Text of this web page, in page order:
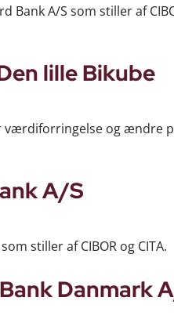
A/S som stiller af
lille Bikube
værdiforringelse og ændre
A/S
stiller af CIBOR og CITA.
Danmark